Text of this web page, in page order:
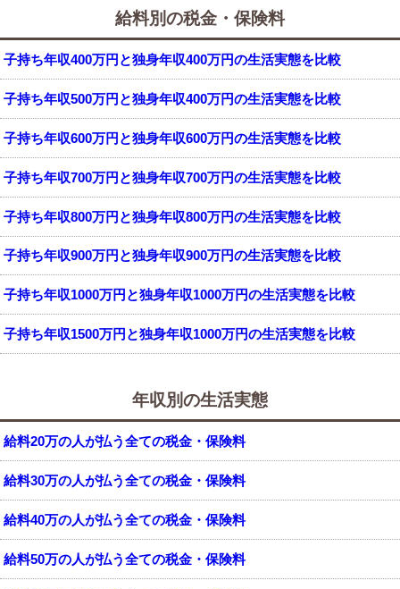
給料別の税金・保険料
子持ち年収400万円と独身年収400万円の生活実態を比較
子持ち年収500万円と独身年収400万円の生活実態を比較
子持ち年収600万円と独身年収600万円の生活実態を比較
子持ち年収700万円と独身年収700万円の生活実態を比較
子持ち年収800万円と独身年収800万円の生活実態を比較
子持ち年収900万円と独身年収900万円の生活実態を比較
子持ち年収1000万円と独身年収1000万円の生活実態を比較
子持ち年収1500万円と独身年収1000万円の生活実態を比較
年収別の生活実態
給料20万の人が払う全ての税金・保険料
給料30万の人が払う全ての税金・保険料
給料40万の人が払う全ての税金・保険料
給料50万の人が払う全ての税金・保険料